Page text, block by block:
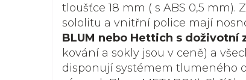
tloušťce 18 mm ( s ABS 0,5 mm).
sololitu a vnitřní police mají
BLUM nebo Hettich s doživotní
kování a sokly jsou v ceně) a
disponují systémem tlumeného